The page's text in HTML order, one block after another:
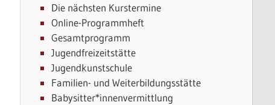
Die nächsten Kurstermine
Online-Programmheft
Gesamtprogramm
Jugendfreizeitstätte
Jugendkunstschule
Familien- und Weiterbildungsstätte
Babysitter*innenvermittlung